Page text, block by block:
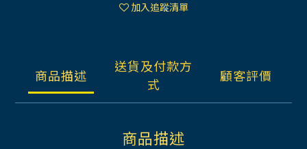
加入追蹤清單
商品描述
送貨及付款方
式
顧客評價
商品描述